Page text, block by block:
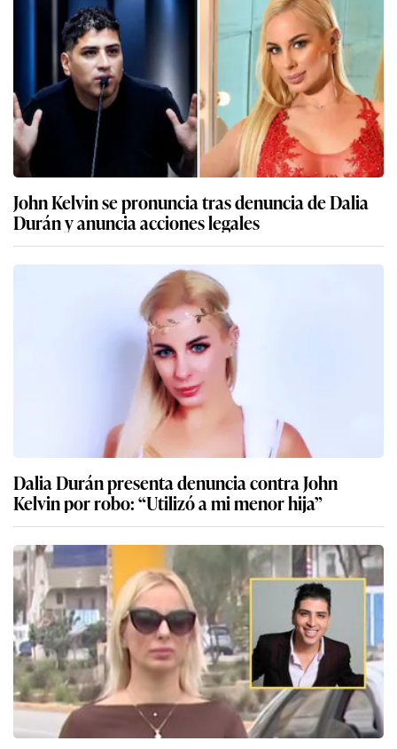
John Kelvin se pronuncia tras denuncia de Dalia
Durán y anuncia acciones legales
Dalia Durán presenta denuncia contra John
Kelvin por robo: “Utilizó a mi menor hija”